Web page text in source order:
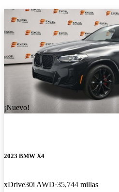
¡Nuevo!
2023 BMW X4
xDrive30i AWD 35,744 millas